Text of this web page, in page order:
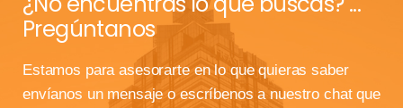
Pregúntanos
Estamos para asesorarte en lo que quieras saber
envíanos un mensaje o escríbenos a nuestro chat que